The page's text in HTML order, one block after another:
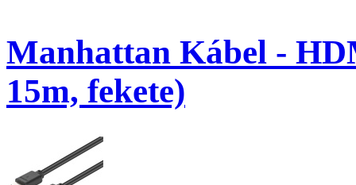
Manhattan Kábel -
15m, fekete)